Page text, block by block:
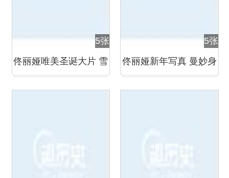
5张
佟丽娅唯美圣诞大片 雪
5张
佟丽娅新年写真 曼妙身